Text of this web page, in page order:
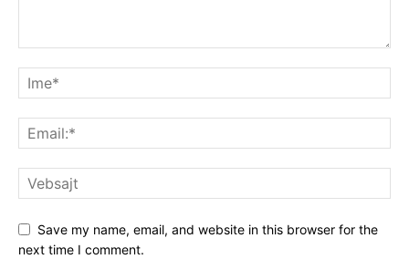
Save my name, email, and website in this browser for the
next time I comment.